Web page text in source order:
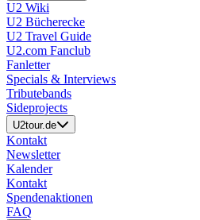
U2 Wiki
U2 Bücherecke
U2 Travel Guide
U2.com Fanclub
Fanletter
Specials & Interviews
Tributebands
Sideprojects
U2tour.de
Kontakt
Newsletter
Kalender
Kontakt
Spendenaktionen
FAQ